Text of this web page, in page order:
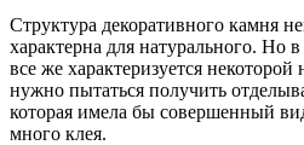
Структура декоративного камня
характерна для натурального. Но
все же характеризуется
нужно пытаться получить
которая имела бы совершенный
много клея.